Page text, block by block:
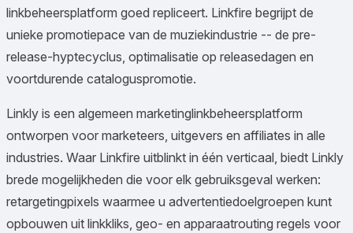
linkbeheersplatform goed repliceert. Linkfire begrijpt de
unieke promotiepace van de muziekindustrie -- de pre-
release-hyptecyclus, optimalisatie op releasedagen en
voortdurende cataloguspromotie.
Linkly is een algemeen marketinglinkbeheersplatform
ontworpen voor marketeers, uitgevers en affiliates in alle
industries. Waar Linkfire uitblinkt in één verticaal, biedt Linkly
brede mogelijkheden die voor elk gebruiksgeval werken:
retargetingpixels waarmee u advertentiedoelgroepen kunt
opbouwen uit linkkliks, geo- en apparaatrouting regels voor